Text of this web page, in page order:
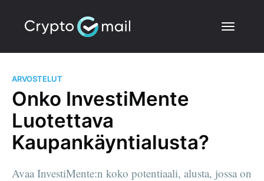
ARVOSTELUT
Onko InvestiMente
Luotettava
Kaupankäyntialusta?
Avaa InvestiMente:n koko potentiaali, alusta, jossa on